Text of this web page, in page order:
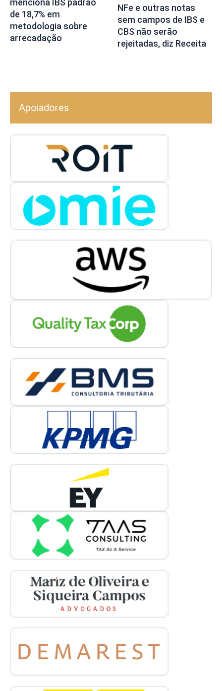
menciona IBS padrão
de 18,7% em
metodologia sobre
arrecadação
NFe e outras notas
sem campos de IBS e
CBS não serão
rejeitadas, diz Receita
Apoiadores